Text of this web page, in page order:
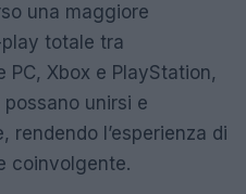
una maggiore
totale tra
Xbox e PlayStation,
unirsi e
rendendo l’esperienza di
coinvolgente.